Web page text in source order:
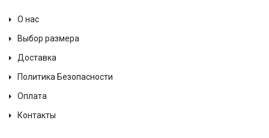
О нас
Выбор размера
Доставка
Политика Безопасности
Оплата
Контакты